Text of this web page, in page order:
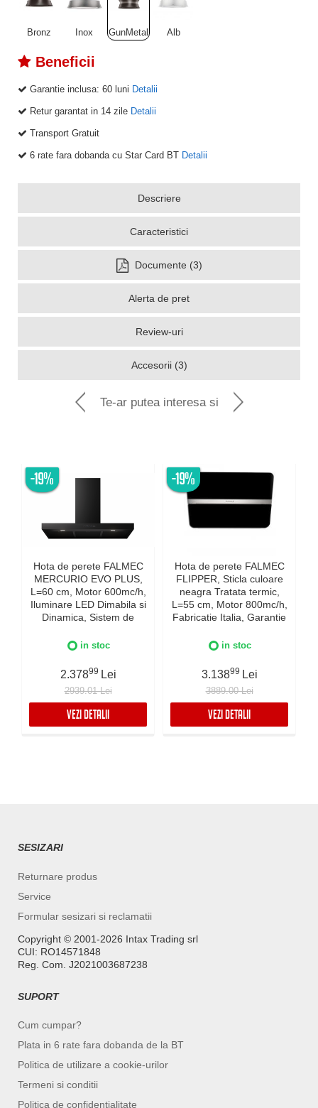
Bronz Inox GunMetal Alb
Beneficii
Garantie inclusa: 60 luni Detalii
Retur garantat in 14 zile Detalii
Transport Gratuit
6 rate fara dobanda cu Star Card BT Detalii
Descriere
Caracteristici
Documente (3)
Alerta de pret
Review-uri
Accesorii (3)
Te-ar putea interesa si
-19%
Hota de perete FALMEC
MERCURIO EVO PLUS,
L=60 cm, Motor 600mc/h,
Iluminare LED Dimabila si
Dinamica, Sistem de
plita si hota Falmec,
5 ani, Neagra
in stoc
2.37899 Lei
2939.01 Lei
VEZI DETALII
-19%
Hota de perete FALMEC
FLIPPER, Sticla culoare
neagra Tratata termic,
L=55 cm, Motor 800mc/h,
Fabricatie Italia, Garantie
si Dimabila, Inox AISI 304
in stoc
3.13899 Lei
3889.00 Lei
VEZI DETALII
SESIZARI
Returnare produs
Service
Formular sesizari si reclamatii
Copyright ©️ 2001-2026 Intax Trading srl
CUI: RO14571848
Reg. Com. J2021003687238
SUPORT
Cum cumpar?
Plata in 6 rate fara dobanda de la BT
Politica de utilizare a cookie-urilor
Termeni si conditii
Politica de confidentialitate